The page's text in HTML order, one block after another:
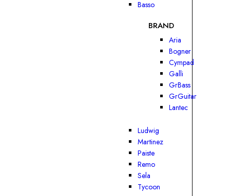
Basso
BRAND
Aria
Bogner
Cympad
Galli
GrBass
GrGuitar
Lantec
Ludwig
Martinez
Paiste
Remo
Sela
Tycoon